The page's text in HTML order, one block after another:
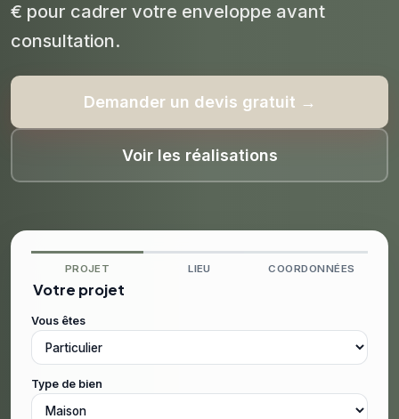
€ pour cadrer votre enveloppe avant
consultation.
Demander un devis gratuit →
Voir les réalisations
PROJET LIEU COORDONNÉES
Votre projet
Vous êtes
Type de bien